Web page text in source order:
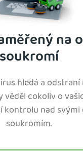
na
soukromí
hledá a odstraní
věděl cokoliv o
kontrolu nad
soukromím.